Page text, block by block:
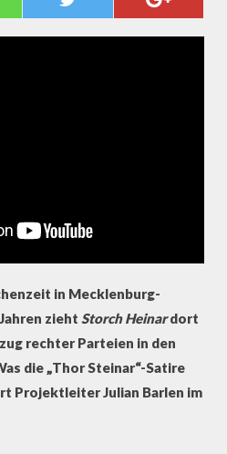
STORCH HEINAR?
in Mecklenburg-
zieht Storch Heinardort
rechter Parteien in den
die „Thor Steinar“-Satire
Projektleiter Julian Barlen im